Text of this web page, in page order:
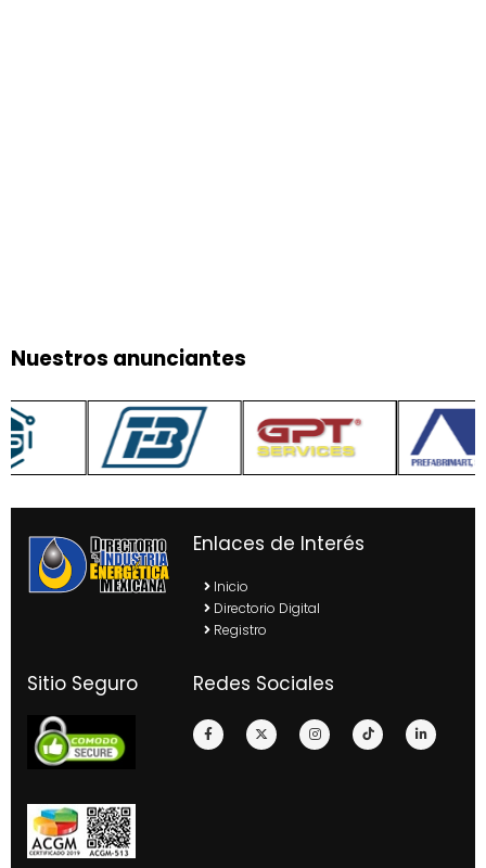
Nuestros anunciantes
Enlaces de Interés
Inicio
Directorio Digital
Registro
Sitio Seguro Redes Sociales